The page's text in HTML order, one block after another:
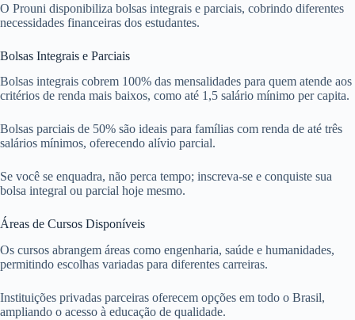
O Prouni disponibiliza bolsas integrais e parciais, cobrindo diferentes
necessidades financeiras dos estudantes.
Bolsas Integrais e Parciais
Bolsas integrais cobrem 100% das mensalidades para quem atende aos
critérios de renda mais baixos, como até 1,5 salário mínimo per capita.
Bolsas parciais de 50% são ideais para famílias com renda de até três
salários mínimos, oferecendo alívio parcial.
Se você se enquadra, não perca tempo; inscreva-se e conquiste sua
bolsa integral ou parcial hoje mesmo.
Áreas de Cursos Disponíveis
Os cursos abrangem áreas como engenharia, saúde e humanidades,
permitindo escolhas variadas para diferentes carreiras.
Instituições privadas parceiras oferecem opções em todo o Brasil,
ampliando o acesso à educação de qualidade.